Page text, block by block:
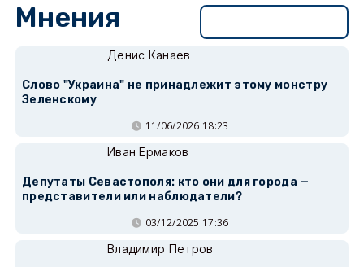
Мнения
Денис Канаев
Слово "Украина" не принадлежит этому монстру
Зеленскому
11/06/2026 18:23
Иван Ермаков
Депутаты Севастополя: кто они для города —
представители или наблюдатели?
03/12/2025 17:36
Владимир Петров